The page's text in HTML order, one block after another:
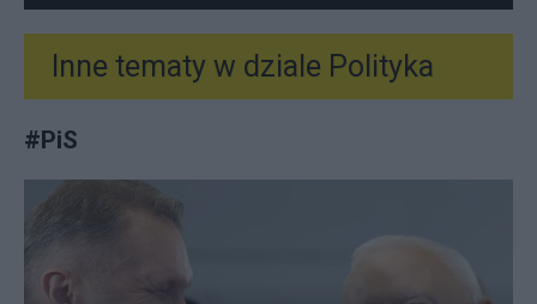
Inne tematy w dziale Polityka
#PiS